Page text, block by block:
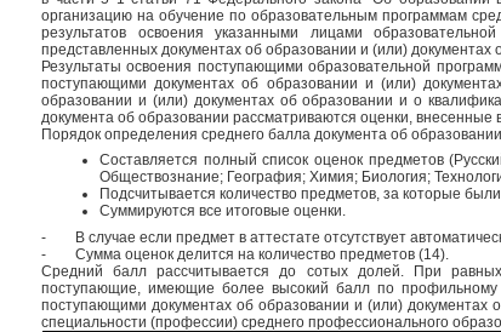
организацию на обучение по образовательным программам
результатов освоения указанными лицами
представленных документах об образовании и (или) документах
Результаты освоения поступающими образовательной
поступающими документах об образовании и (или)
образовании и (или) документах об образовании и о
документа об образовании рассматриваются оценки, внесенные
Порядок определения среднего балла документа об
Составляется полный список оценок предметов
Обществознание; География; Химия; Биология;
Подсчитывается количество предметов, за которые
Суммируются все итоговые оценки.
- В случае если предмет в аттестате отсутствует
- Сумма оценок делится на количество предметов (14).
Средний балл рассчитывается до сотых долей. При
поступающие, имеющие более высокий балл по профильному
поступающими документах об образовании и (или)
специальности (профессии) среднего профессионального